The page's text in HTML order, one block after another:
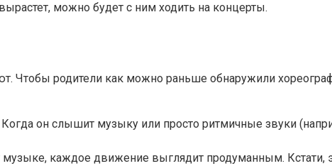
можно будет с ним ходить на концерты.
Чтобы родители как можно раньше обнаружили
он слышит музыку или просто ритмичные звуки
музыке, каждое движение выглядит продуманным.